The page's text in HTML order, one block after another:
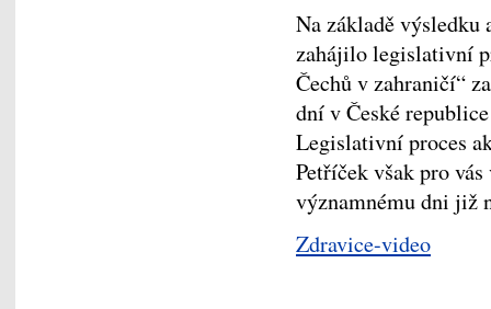
Na základě
zahájilo legislativní
Čechů v zahraničí“
dní v České
Legislativní proces
Petříček však pro
významnému dni již
Zdravice-video